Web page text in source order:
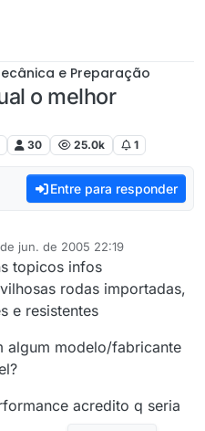
e Preparação
o melhor
30 25.0k 1
Entre para responder
jun. de 2005 22:19
topicos infos
rodas importadas,
e resistentes
algum modelo/fabricante
acredito q seria